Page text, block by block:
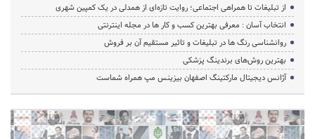
از تبلیغات تا همراهی اجتماعی؛ روایت تازه‌ای از همدلی در یک کمپین شهری
انتخاب آسان : معرفی بهترین کسب و کار ها در مجله اینترنتی
روانشناسی رنگ ها در تبلیغات و تاثیر مستقیم آن بر فروش
بهترین روش‌های برندینگ پزشکی
آژانس دیجیتال مارکتینگ اصفهان بیزینس مپ همراه شماست